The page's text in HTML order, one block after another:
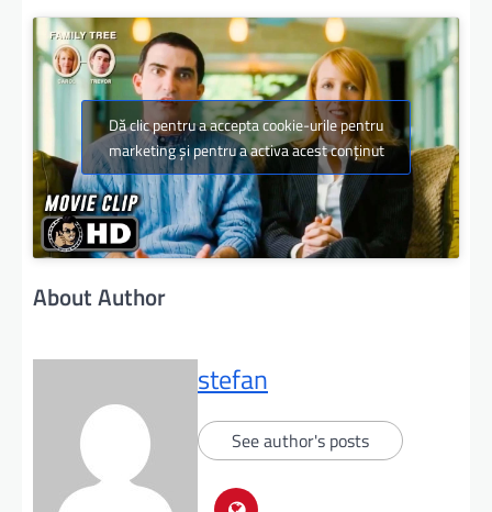
Dă clic pentru a accepta cookie-urile pentru
marketing și pentru a activa acest conținut
About Author
stefan
See author's posts